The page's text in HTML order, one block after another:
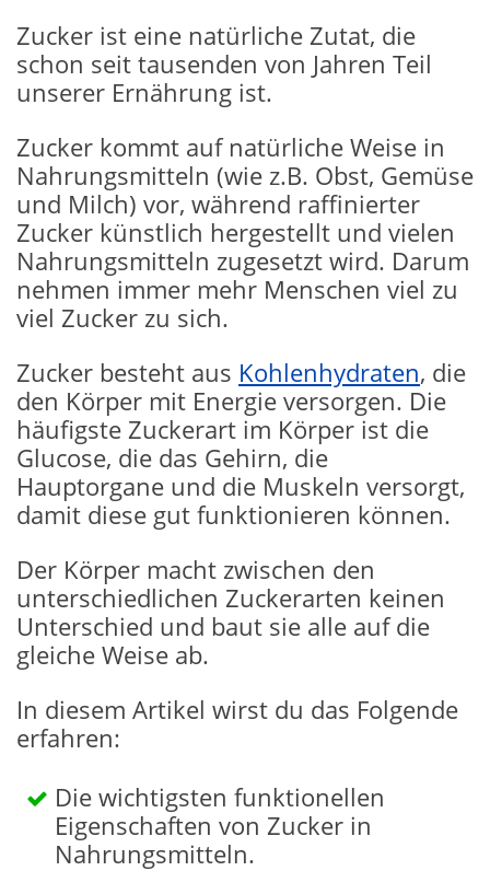
Zucker ist eine natürliche Zutat, die
schon seit tausenden von Jahren Teil
unserer Ernährung ist.
Zucker kommt auf natürliche Weise in
Nahrungsmitteln (wie z.B. Obst, Gemüse
und Milch) vor, während raffinierter
Zucker künstlich hergestellt und vielen
Nahrungsmitteln zugesetzt wird. Darum
nehmen immer mehr Menschen viel zu
viel Zucker zu sich.
Zucker besteht aus Kohlenhydraten, die
den Körper mit Energie versorgen. Die
häufigste Zuckerart im Körper ist die
Glucose, die das Gehirn, die
Hauptorgane und die Muskeln versorgt,
damit diese gut funktionieren können.
Der Körper macht zwischen den
unterschiedlichen Zuckerarten keinen
Unterschied und baut sie alle auf die
gleiche Weise ab.
In diesem Artikel wirst du das Folgende
erfahren:
Die wichtigsten funktionellen
Eigenschaften von Zucker in
Nahrungsmitteln.